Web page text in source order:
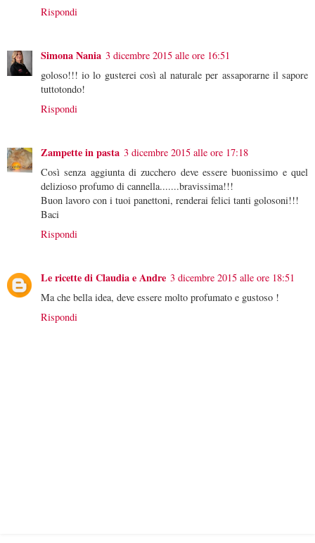
Rispondi
Simona Nania 3 dicembre 2015 alle ore 16:51
goloso!!! io lo gusterei così al naturale per assaporarne il sapore
tuttotondo!
Rispondi
Zampette in pasta 3 dicembre 2015 alle ore 17:18
Così senza aggiunta di zucchero deve essere buonissimo e quel
delizioso profumo di cannella.......bravissima!!!
Buon lavoro con i tuoi panettoni, renderai felici tanti golosoni!!!
Baci
Rispondi
Le ricette di Claudia e Andre 3 dicembre 2015 alle ore 18:51
Ma che bella idea, deve essere molto profumato e gustoso !
Rispondi